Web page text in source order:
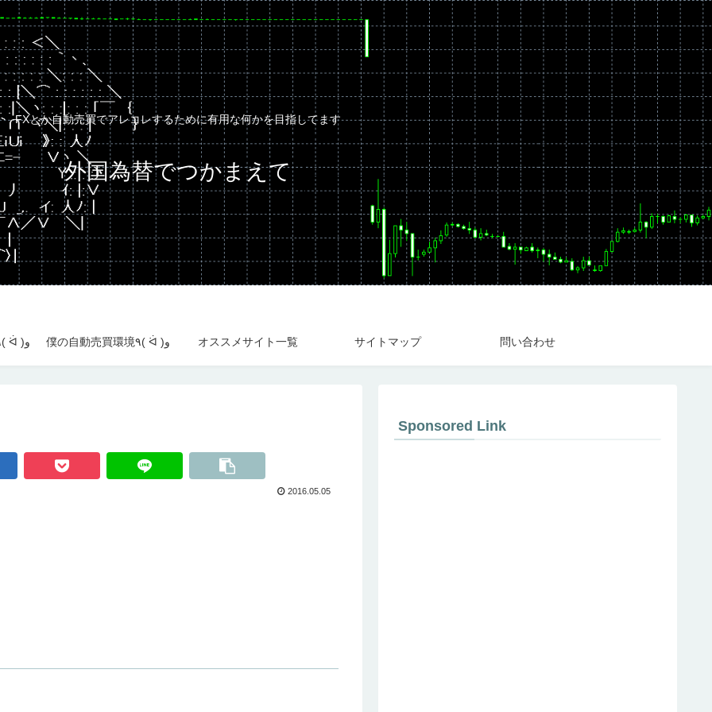
FXとか自動売買でアレコレするために有用な何かを目指してます
外国為替でつかまえて
自動売買運用成績٩( ᐛ )و 僕の自動売買環境٩( ᐛ )و オススメサイト一覧 サイトマップ 問い合わせ
2016.05.05
Sponsored Link